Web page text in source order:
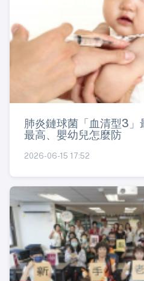
肺炎鏈球菌「血清型3」
最高、嬰幼兒怎麼防
2026-06-15 17:52